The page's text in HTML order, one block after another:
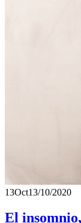
13Oct13/10/2020
El